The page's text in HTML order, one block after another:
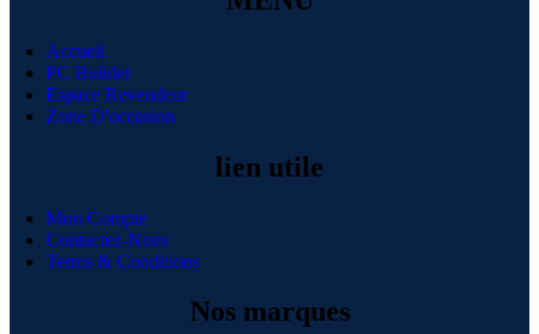
Accueil
PC Builder
Espace Revendeur
Zone D'occasion
lien utile
Mon Compte
Contactez-Nous
Terms & Conditions
Nos marques